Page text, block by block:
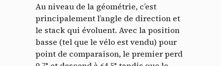
Au niveau de la géométrie, c’est
principalement l’angle de direction et
le stack qui évoluent. Avec la position
basse (tel que le vélo est vendu) pour
point de comparaison, le premier perd